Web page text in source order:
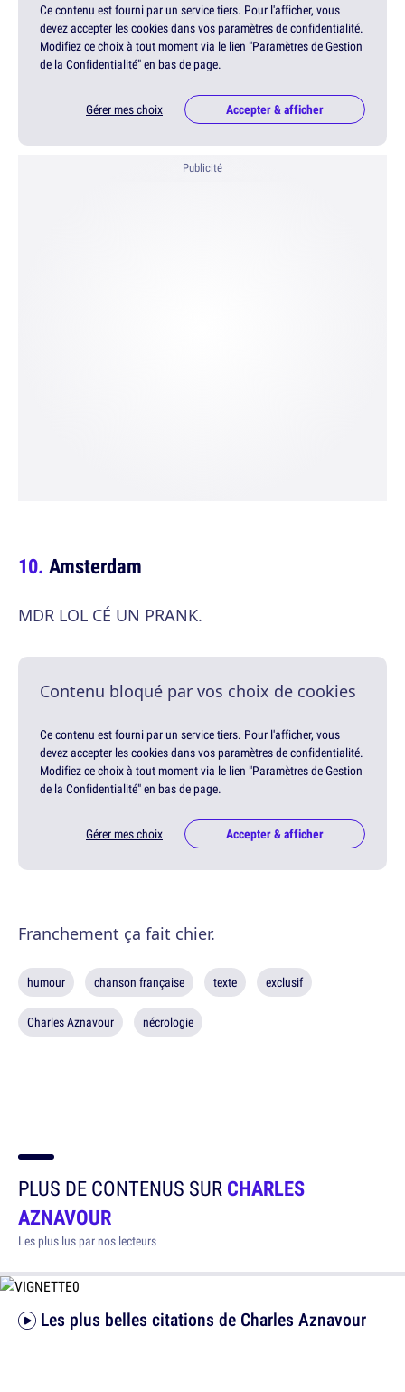
Ce contenu est fourni par un service tiers. Pour l'afficher, vous
devez accepter les cookies dans vos paramètres de confidentialité.
Modifiez ce choix à tout moment via le lien "Paramètres de Gestion
de la Confidentialité" en bas de page.
Gérer mes choix Accepter & afficher
Publicité
Amsterdam
MDR LOL CÉ UN PRANK.
Contenu bloqué par vos choix de cookies
Ce contenu est fourni par un service tiers. Pour l'afficher, vous
devez accepter les cookies dans vos paramètres de confidentialité.
Modifiez ce choix à tout moment via le lien "Paramètres de Gestion
de la Confidentialité" en bas de page.
Gérer mes choix Accepter & afficher
Franchement ça fait chier.
humour chanson française texte exclusif
Charles Aznavour nécrologie
PLUS DE CONTENUS SURCHARLES
AZNAVOUR
Les plus lus par nos lecteurs
Les plus belles citations de Charles Aznavour